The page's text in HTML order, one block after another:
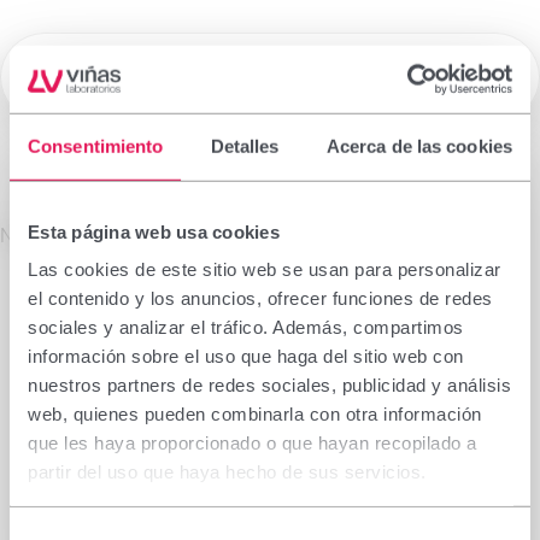
Consentimiento Detalles Acerca de las cookies
Esta página web usa cookies
Las cookies de este sitio web se usan para personalizar
el contenido y los anuncios, ofrecer funciones de redes
sociales y analizar el tráfico. Además, compartimos
información sobre el uso que haga del sitio web con
nuestros partners de redes sociales, publicidad y análisis
web, quienes pueden combinarla con otra información
que les haya proporcionado o que hayan recopilado a
partir del uso que haya hecho de sus servicios.
Laboratorios Viñas ☰
No se encontró el producto solicitado.
Medicamentos de Prescripción
La información que figura en esta sección está
dirigida exclusivamente a profesionales sanitarios
facultados para prescribir o dispensar
medicamentos, por lo que requiere una formación
especializada para su correcta interpretación. En
caso de no pertenecer a este colectivo, le rogamos
se abstenga de continuar.
Declaro que soy profesional sanitario con
capacidad de prescripción o dispensación en